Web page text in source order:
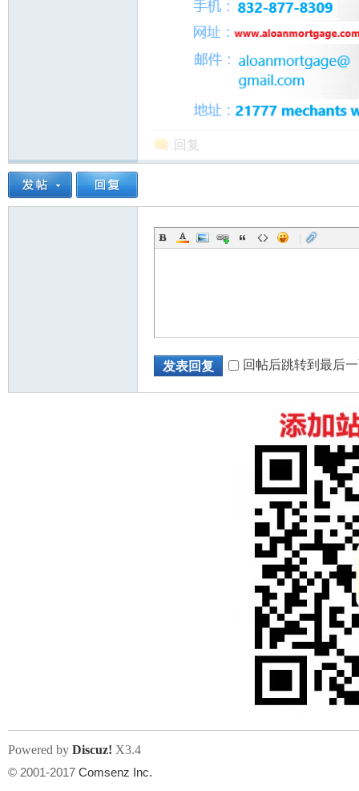
州
回复
|
发表回复 回帖后跳转到最后
Powered by Discuz! X3.4
© 2001-2017 Comsenz Inc.